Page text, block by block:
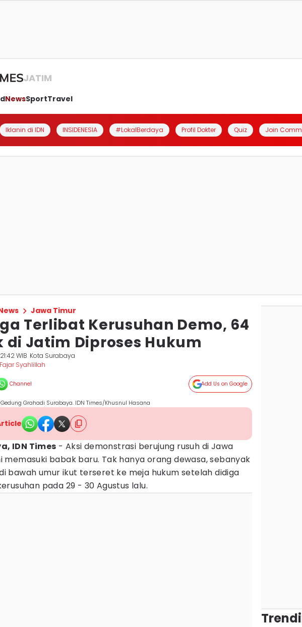
JATIM
NewsSportTravel
Iklanin di IDN INSIDENESIA #LokalBerdaya Profil Dokter Quiz Join
Jawa Timur
Terlibat Kerusuhan Demo, 64
di Jatim Diproses Hukum
WIB Kota Surabaya
Syahlillah
Channel Add Us on Google
Grahadi Surabaya. IDN Times/Khusnul Hasana
IDN Times - Aksi demonstrasi berujung rusuh di Jawa
memasuki babak baru. Tak hanya orang dewasa, sebanyak
bawah umur ikut terseret ke meja hukum setelah didiga
pada 29 - 30 Agustus lalu.